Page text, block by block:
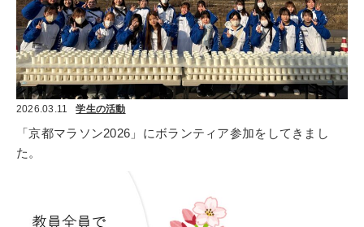
2026.03.11 学生の活動
「京都マラソン2026」にボランティア参加をしてきまし
た。